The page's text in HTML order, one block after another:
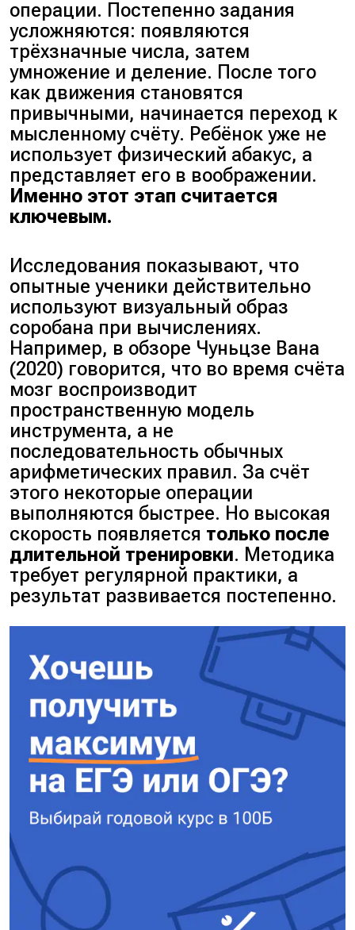
операции. Постепенно задания
усложняются: появляются
трёхзначные числа, затем
умножение и деление. После того
как движения становятся
привычными, начинается переход к
мысленному счёту. Ребёнок уже не
использует физический абакус, а
представляет его в воображении.
Именно этот этап считается
ключевым.
Исследования показывают, что
опытные ученики действительно
используют визуальный образ
соробана при вычислениях.
Например, в обзоре Чуньцзе Вана
(2020) говорится, что во время счёта
мозг воспроизводит
пространственную модель
инструмента, а не
последовательность обычных
арифметических правил. За счёт
этого некоторые операции
выполняются быстрее. Но высокая
скорость появляется только после
длительной тренировки. Методика
требует регулярной практики, а
результат развивается постепенно.